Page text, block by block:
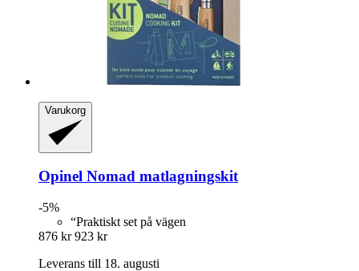
Varukorg
Opinel Nomad matlagningskit
-5%
“Praktiskt set på vägen
876 kr 923 kr
Leverans till 18. augusti